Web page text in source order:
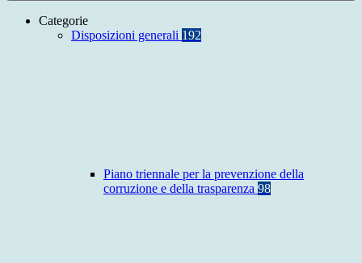
Categorie
Disposizioni generali 192
Piano triennale per la prevenzione della
corruzione e della trasparenza 98